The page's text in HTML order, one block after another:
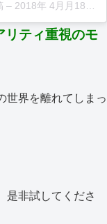
– 2018年 4月月18日午後10時05分PDT
リティ重視のモ
世界を離れてしまっ
是非試してくださ